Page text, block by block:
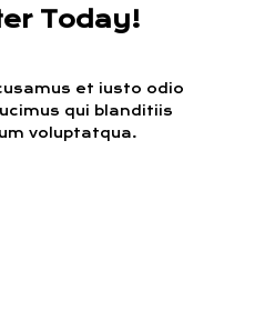
Today!
et iusto odio
qui blanditiis
voluptatqua.